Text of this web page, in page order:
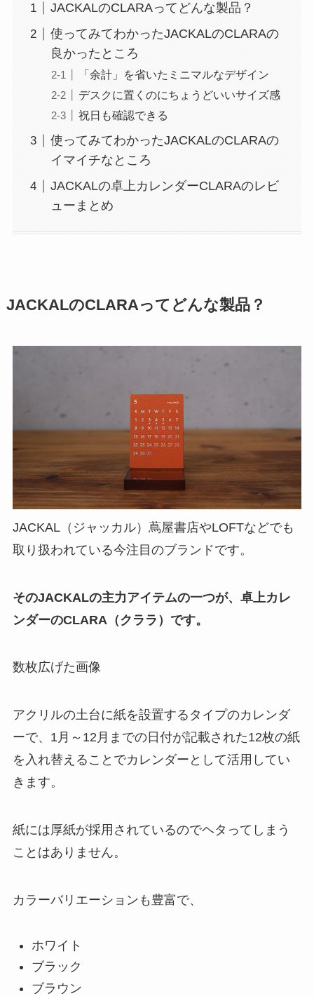
JACKALのCLARAってどんな製品？
使ってみてわかったJACKALのCLARAの
良かったところ
「余計」を省いたミニマルなデザイン
デスクに置くのにちょうどいいサイズ感
祝日も確認できる
使ってみてわかったJACKALのCLARAの
イマイチなところ
JACKALの卓上カレンダーCLARAのレビ
ューまとめ
JACKALのCLARAってどんな製品？
JACKAL（ジャッカル）蔦屋書店やLOFTなどでも
取り扱われている今注目のブランドです。
そのJACKALの主力アイテムの一つが、卓上カレ
ンダーのCLARA（クララ）です。
数枚広げた画像
アクリルの土台に紙を設置するタイプのカレンダ
ーで、1月～12月までの日付が記載された12枚の紙
を入れ替えることでカレンダーとして活用してい
きます。
紙には厚紙が採用されているのでヘタってしまう
ことはありません。
カラーバリエーションも豊富で、
ホワイト
ブラック
ブラウン